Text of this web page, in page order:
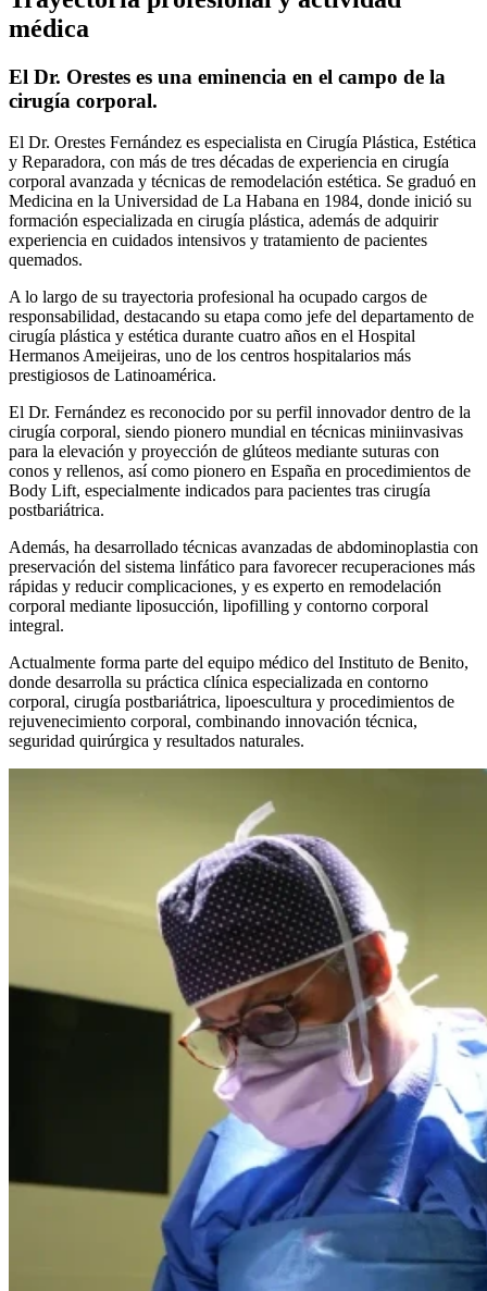
médica
El Dr. Orestes es una eminencia en el campo de la
cirugía corporal.
El Dr. Orestes Fernández es especialista en Cirugía Plástica, Estética
y Reparadora, con más de tres décadas de experiencia en cirugía
corporal avanzada y técnicas de remodelación estética. Se graduó en
Medicina en la Universidad de La Habana en 1984, donde inició su
formación especializada en cirugía plástica, además de adquirir
experiencia en cuidados intensivos y tratamiento de pacientes
quemados.
A lo largo de su trayectoria profesional ha ocupado cargos de
responsabilidad, destacando su etapa como jefe del departamento de
cirugía plástica y estética durante cuatro años en el Hospital
Hermanos Ameijeiras, uno de los centros hospitalarios más
prestigiosos de Latinoamérica.
El Dr. Fernández es reconocido por su perfil innovador dentro de la
cirugía corporal, siendo pionero mundial en técnicas miniinvasivas
para la elevación y proyección de glúteos mediante suturas con
conos y rellenos, así como pionero en España en procedimientos de
Body Lift, especialmente indicados para pacientes tras cirugía
postbariátrica.
Además, ha desarrollado técnicas avanzadas de abdominoplastia con
preservación del sistema linfático para favorecer recuperaciones más
rápidas y reducir complicaciones, y es experto en remodelación
corporal mediante liposucción, lipofilling y contorno corporal
integral.
Actualmente forma parte del equipo médico del Instituto de Benito,
donde desarrolla su práctica clínica especializada en contorno
corporal, cirugía postbariátrica, lipoescultura y procedimientos de
rejuvenecimiento corporal, combinando innovación técnica,
seguridad quirúrgica y resultados naturales.